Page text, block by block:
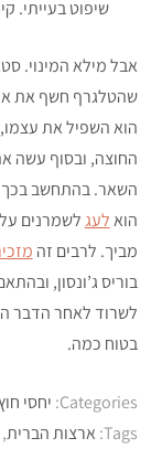
שיפוט בעייתי.
אבל מילא המינוי.
שהטלגרף חשף את
הוא השפיל את עצמו,
החוצה, ובסוף עשה
השאר. בהתחשב
הואלעגלשמרנים
מביך. לרבים זה
בוריס ג’ונסון,
לשרוד לאחר הדבר
בטוח כמה.
Categories: יחסי חוץ
Tags: ארצות הברית,